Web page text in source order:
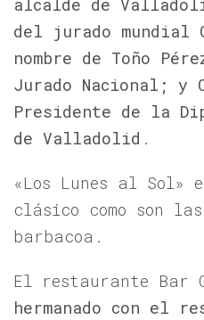
alcalde de
del jurado mundial
nombre de Toño
Jurado Nacional; y
Presidente de la
de Valladolid .
«Los Lunes al Sol»
clásico como son
barbacoa.
El restaurante Bar
hermanado con el